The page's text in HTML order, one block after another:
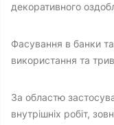
декоративного
Фасування в банки
використання та
За областю
внутрішніх робіт,